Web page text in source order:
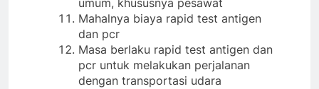
umum, khususnya pesawat
Mahalnya biaya rapid test antigen
dan pcr
Masa berlaku rapid test antigen dan
pcr untuk melakukan perjalanan
dengan transportasi udara